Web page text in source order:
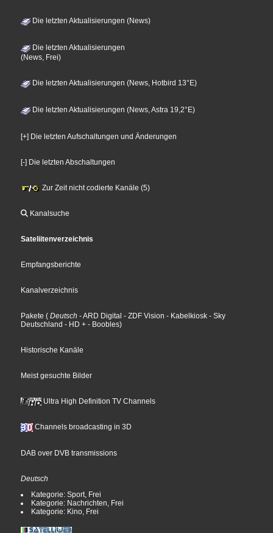
Die letzten Aktualisierungen (News)
Die letzten Aktualisierungen
(News, Frei)
Die letzten Aktualisierungen (News, Hotbird 13°E)
Die letzten Aktualisierungen (News, Astra 19,2°E)
[+] Die letzten Aufschaltungen und Änderungen
[-] Die letzten Abschaltungen
Zur Zeit nicht codierte Kanäle (5)
Kanalsuche
Sateliitenverzeichnis
Empfangsberichte
Kanalverzeichnis
Pakete ( Deutsch - ARD Digital - ZDF Vision - Kabelkiosk - Sky
Deutschland - HD + - Boobles)
Historische Kanäle
Meist gesuchte Bilder
Ultra High Definition TV Channels
Channels broadcasting in 3D
DAB over DVB transmissions
Deutsch
Kategorie: Sport, Frei
Kategorie: Nachrichten, Frei
Kategorie: Kino, Frei